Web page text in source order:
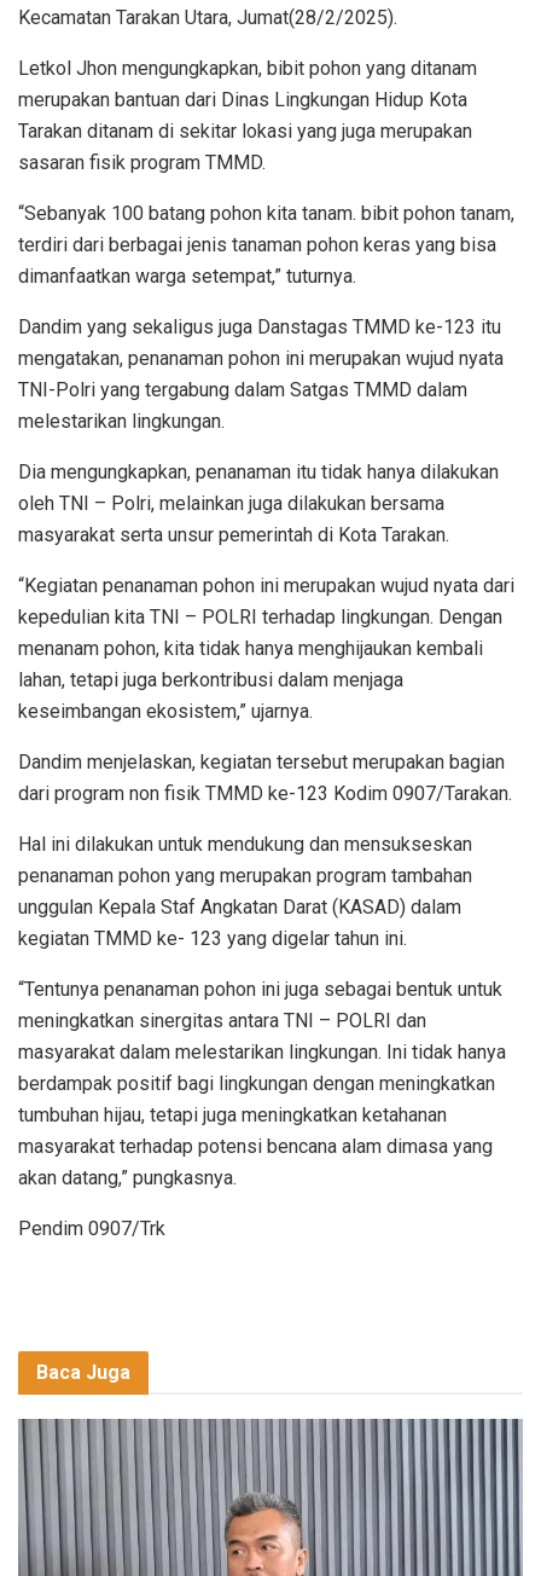
Kecamatan Tarakan Utara, Jumat(28/2/2025).
Letkol Jhon mengungkapkan, bibit pohon yang ditanam
merupakan bantuan dari Dinas Lingkungan Hidup Kota
Tarakan ditanam di sekitar lokasi yang juga merupakan
sasaran fisik program TMMD.
“Sebanyak 100 batang pohon kita tanam. bibit pohon tanam,
terdiri dari berbagai jenis tanaman pohon keras yang bisa
dimanfaatkan warga setempat,” tuturnya.
Dandim yang sekaligus juga Danstagas TMMD ke-123 itu
mengatakan, penanaman pohon ini merupakan wujud nyata
TNI-Polri yang tergabung dalam Satgas TMMD dalam
melestarikan lingkungan.
Dia mengungkapkan, penanaman itu tidak hanya dilakukan
oleh TNI – Polri, melainkan juga dilakukan bersama
masyarakat serta unsur pemerintah di Kota Tarakan.
“Kegiatan penanaman pohon ini merupakan wujud nyata dari
kepedulian kita TNI – POLRI terhadap lingkungan. Dengan
menanam pohon, kita tidak hanya menghijaukan kembali
lahan, tetapi juga berkontribusi dalam menjaga
keseimbangan ekosistem,” ujarnya.
Dandim menjelaskan, kegiatan tersebut merupakan bagian
dari program non fisik TMMD ke-123 Kodim 0907/Tarakan.
Hal ini dilakukan untuk mendukung dan mensukseskan
penanaman pohon yang merupakan program tambahan
unggulan Kepala Staf Angkatan Darat (KASAD) dalam
kegiatan TMMD ke- 123 yang digelar tahun ini.
“Tentunya penanaman pohon ini juga sebagai bentuk untuk
meningkatkan sinergitas antara TNI – POLRI dan
masyarakat dalam melestarikan lingkungan. Ini tidak hanya
berdampak positif bagi lingkungan dengan meningkatkan
tumbuhan hijau, tetapi juga meningkatkan ketahanan
masyarakat terhadap potensi bencana alam dimasa yang
akan datang,” pungkasnya.
Pendim 0907/Trk
Baca Juga